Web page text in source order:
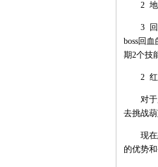
2 地刺
3 回血
boss回
期2个技
2 红色
对于罗
去挑战
现在想
的优势